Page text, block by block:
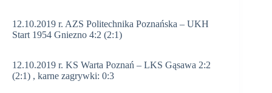
12.10.2019 r. AZS Politechnika Poznańska – UKH
Start 1954 Gniezno 4:2 (2:1)
12.10.2019 r. KS Warta Poznań – LKS Gąsawa 2:2
(2:1) , karne zagrywki: 0:3